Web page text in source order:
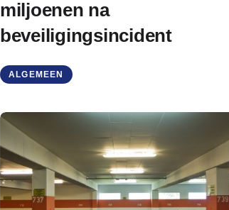
miljoenen na
beveiligingsincident
ALGEMEEN